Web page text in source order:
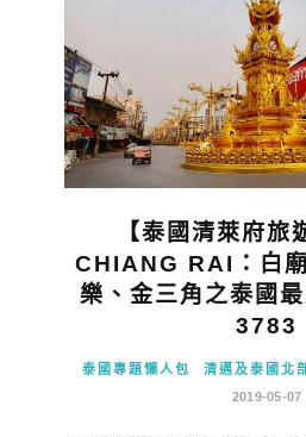
【泰國清萊府旅
CHIANG RAI：白
樂、金三角之泰國
3783
泰國專題懶人包
清邁及泰國北
2019-05-07